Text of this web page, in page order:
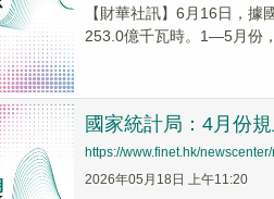
【財華社訊】6月16日，
253.0億千瓦時。1—5月份
國家統計局：4月份
https://www.finet.hk/
2026年05月18日 上午11:20